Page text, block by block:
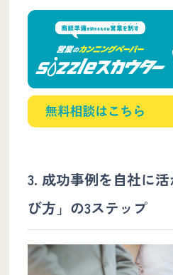
3. 成功事例を自社に
び方」の3ステップ